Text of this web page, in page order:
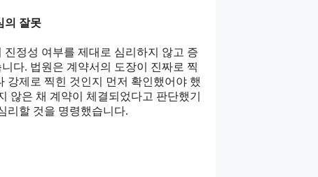
의 잘못
정성 여부를 제대로 심리하지 않고 증
다. 법원은 계약서의 도장이 진짜로 찍
강제로 찍힌 것인지 먼저 확인했어야 했
않은 채 계약이 체결되었다고 판단했기
리할 것을 명령했습니다.